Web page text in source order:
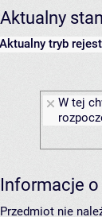
Aktualny
Aktualny tryb
W tej
Informacje
Przedmiot nie